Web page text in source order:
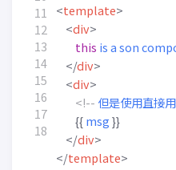
14
17
<template>
<div>
this is a son
</div>
<div>
<!-- 但是使用直接
{{msg }}
</div>
</template>